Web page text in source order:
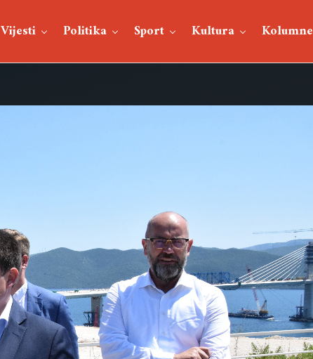
Vijesti Politika Sport Kultura Kolumne